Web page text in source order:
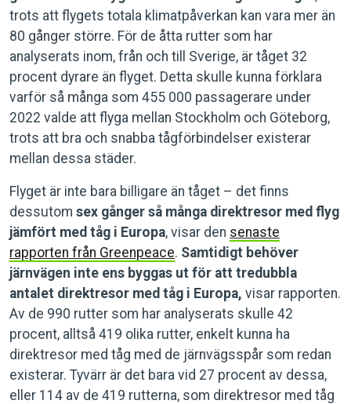
trots att flygets totala klimatpåverkan kan vara mer än
80 gånger större. För de åtta rutter som har
analyserats inom, från och till Sverige, är tåget 32
procent dyrare än flyget. Detta skulle kunna förklara
varför så många som 455 000 passagerare under
2022 valde att flyga mellan Stockholm och Göteborg,
trots att bra och snabba tågförbindelser existerar
mellan dessa städer.
Flyget är inte bara billigare än tåget – det finns
dessutom sex gånger så många direktresor med flyg
jämfört med tåg i Europa, visar den senaste
rapporten från Greenpeace. Samtidigt behöver
järnvägen inte ens byggas ut för att tredubbla
antalet direktresor med tåg i Europa, visar rapporten.
Av de 990 rutter som har analyserats skulle 42
procent, alltså 419 olika rutter, enkelt kunna ha
direktresor med tåg med de järnvägsspår som redan
existerar. Tyvärr är det bara vid 27 procent av dessa,
eller 114 av de 419 rutterna, som direktresor med tåg